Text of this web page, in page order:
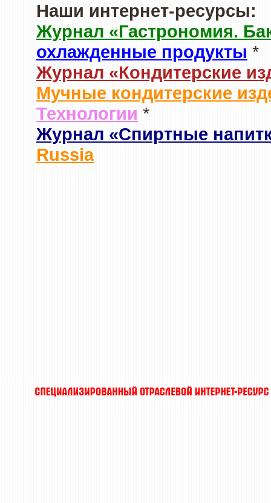
Наши интернет-ресурсы:
Журнал «Гастрономия.
охлажденные продукты *
Журнал «Кондитерские
Мучные кондитерские
Технологии *
Журнал «Спиртные
Russia